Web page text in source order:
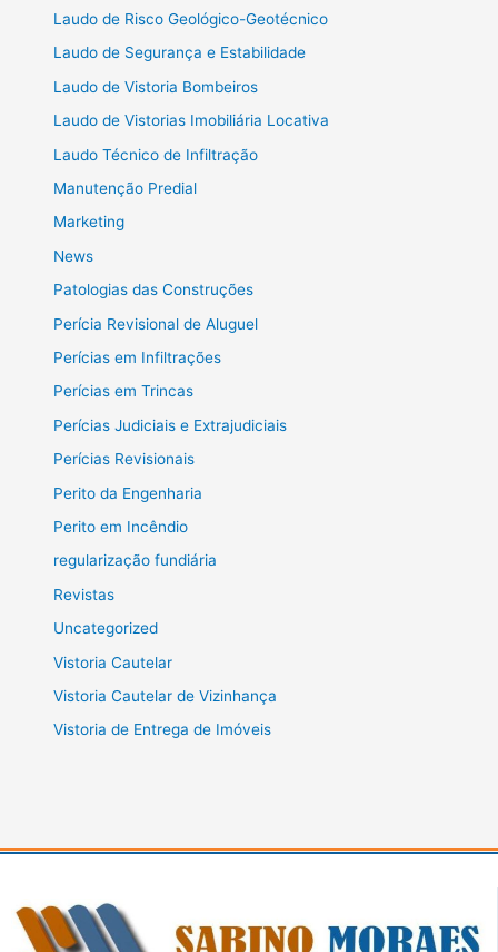
Laudo de Risco Geológico-Geotécnico
Laudo de Segurança e Estabilidade
Laudo de Vistoria Bombeiros
Laudo de Vistorias Imobiliária Locativa
Laudo Técnico de Infiltração
Manutenção Predial
Marketing
News
Patologias das Construções
Perícia Revisional de Aluguel
Perícias em Infiltrações
Perícias em Trincas
Perícias Judiciais e Extrajudiciais
Perícias Revisionais
Perito da Engenharia
Perito em Incêndio
regularização fundiária
Revistas
Uncategorized
Vistoria Cautelar
Vistoria Cautelar de Vizinhança
Vistoria de Entrega de Imóveis